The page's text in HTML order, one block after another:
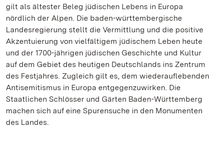
gilt als ältester Beleg jüdischen Lebens in Europa
nördlich der Alpen. Die baden-württembergische
Landesregierung stellt die Vermittlung und die positive
Akzentuierung von vielfältigem jüdischem Leben heute
und der 1700-jährigen jüdischen Geschichte und Kultur
auf dem Gebiet des heutigen Deutschlands ins Zentrum
des Festjahres. Zugleich gilt es, dem wiederauflebenden
Antisemitismus in Europa entgegenzuwirken. Die
Staatlichen Schlösser und Gärten Baden-Württemberg
machen sich auf eine Spurensuche in den Monumenten
des Landes.